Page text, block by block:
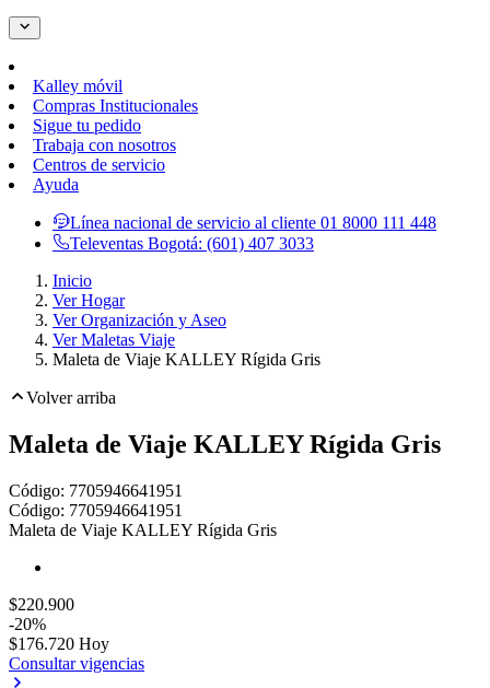
Kalley móvil
Compras Institucionales
Sigue tu pedido
Trabaja con nosotros
Centros de servicio
Ayuda
Línea nacional de servicio al cliente 01 8000 111 448
Televentas Bogotá: (601) 407 3033
Inicio
Ver Hogar
Ver Organización y Aseo
Ver Maletas Viaje
Maleta de Viaje KALLEY Rígida Gris
Volver arriba
Maleta de Viaje KALLEY Rígida Gris
Código: 7705946641951Toca dos veces para ampliar
Código: 7705946641951
Maleta de Viaje KALLEY Rígida Gris
$220.900
-20%
$176.720 Hoy
Consultar vigencias